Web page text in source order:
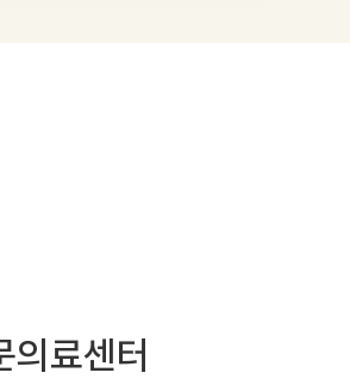
의료센터